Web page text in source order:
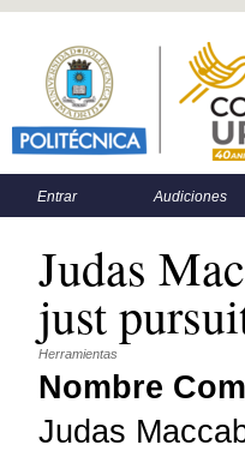
Menú principal
Menú secundario
Entrar Audiciones
Judas
just
Herramientas
Nombre
Judas